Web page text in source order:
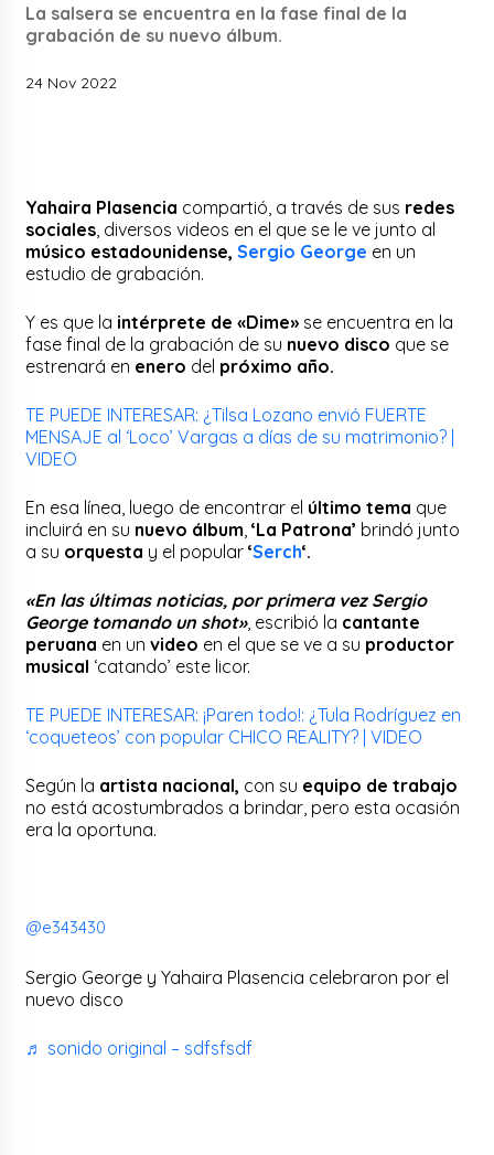
La salsera se encuentra en la fase final de la
grabación de su nuevo álbum.
24 Nov 2022
Yahaira Plasencia compartió, a través de sus redes
sociales , diversos videos en el que se le ve junto al
músico estadounidense,Sergio George en un
estudio de grabación.
Y es que la intérprete de «Dime» se encuentra en la
fase final de la grabación de su nuevo disco que se
estrenará en enero del próximo año.
TE PUEDE INTERESAR: ¿Tilsa Lozano envió FUERTE
MENSAJE al ‘Loco’ Vargas a días de su matrimonio? |
VIDEO
En esa línea, luego de encontrar el último tema que
incluirá en su nuevo álbum ‘La Patrona’ brindó junto
a su orquesta y el popular‘Serch‘.
«En las últimas noticias, por primera vez Sergio
George tomando un shot», escribió la cantante
peruana en unvideo en el que se ve a su productor
musical ‘catando’ este licor.
TE PUEDE INTERESAR: ¡Paren todo!: ¿Tula Rodríguez en
‘coqueteos’ con popular CHICO REALITY? | VIDEO
Según la artista nacional, con su equipo de trabajo
no está acostumbrados a brindar, pero esta ocasión
era la oportuna.
@e343430
Sergio George y Yahaira Plasencia celebraron por el
nuevo disco
♬ sonido original – sdfsfsdf